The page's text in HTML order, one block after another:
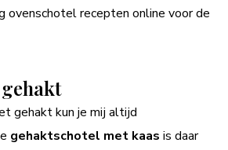
ovenschotel recepten online voor de
gehakt kun je mij altijd
gehaktschotel met kaas is daar